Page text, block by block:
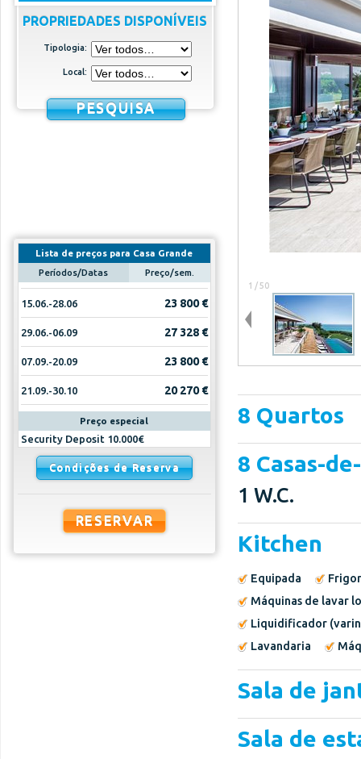
PROPRIEDADES DISPONÍVEIS
Tipologia:
Local:
PESQUISA
Lista de preços para Casa Grande
Períodos/Datas
Preço/sem.
15.06.-28.06 23 800 €
29.06.-06.09 27 328 €
07.09.-20.09 23 800 €
21.09.-30.10 20 270 €
Preço especial
Security Deposit 10.000€
Condições de Reserva
RESERVAR
1 / 50
8 Quartos
8 Casas-
1 W.C.
Kitchen
Equipada
Máquinas de lavar
Liquidificador
Lavandaria
Sala de
Sala de